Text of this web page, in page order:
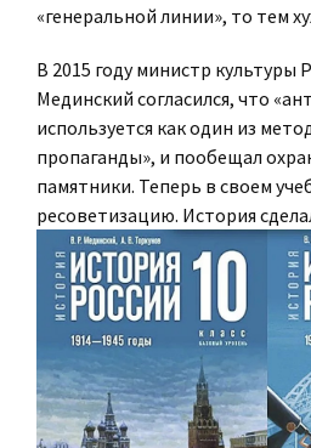
«генеральной линии», то тем
В 2015 году министр культуры
Мединский согласился, что
используется как один из
пропаганды», и пообещал
памятники. Теперь в своем
ресоветизацию. История